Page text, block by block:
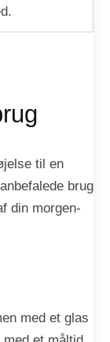
til en
brug
din morgen-
med et glas